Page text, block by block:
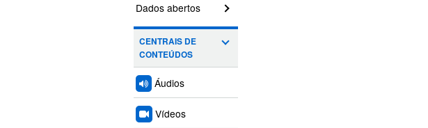
Dados abertos
CENTRAIS DE
CONTEÚDOS
Áudios
Vídeos